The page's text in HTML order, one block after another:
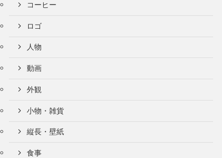
コーヒー
ロゴ
人物
動画
外観
小物・雑貨
縦長・壁紙
食事